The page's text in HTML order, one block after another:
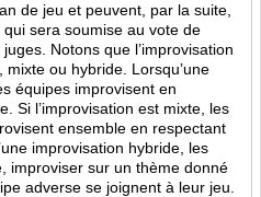
de jeu et peuvent, par la suite,
sera soumise au vote de
Notons que l’improvisation
ou hybride. Lorsqu’une
équipes improvisent en
Si l’improvisation est mixte, les
ensemble en respectant
improvisation hybride, les
improviser sur un thème donné
adverse se joignent à leur jeu.